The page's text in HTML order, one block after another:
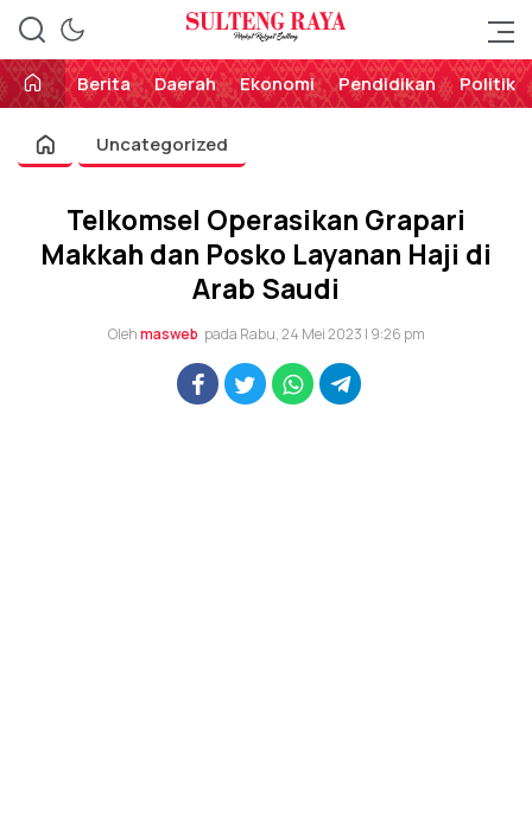
Sulteng Raya
Perekat Rakyat Sulteng
Berita
Daerah Ekonomi Pendidikan Politik
Uncategorized
Telkomsel Operasikan Grapari
Makkah dan Posko Layanan Haji di
Arab Saudi
Olehmasweb pada Rabu, 24 Mei 2023 | 9:26 pm